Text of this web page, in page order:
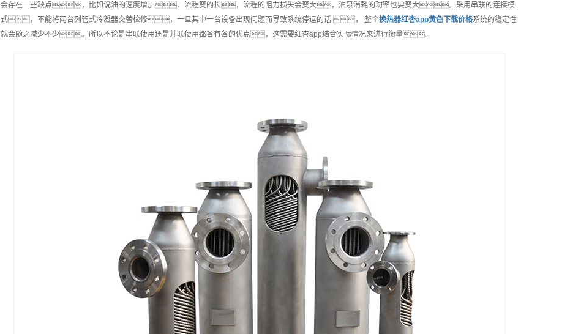
会存在一些缺点，比如说油的速度增加、流程变的长，流程的阻力损失会变大，油泵消耗的功率也要变大。采用串联的连接模
式，不能将两台列管式冷凝器交替检修，一旦其中一台设备出现问题而导致系统停运的话 ， 整个换热器红杏app黄色下载价格系统的稳定性
就会随之减少不少。所以不论是串联使用还是并联使用都各有各的优点，这需要红杏app结合实际情况来进行衡量。